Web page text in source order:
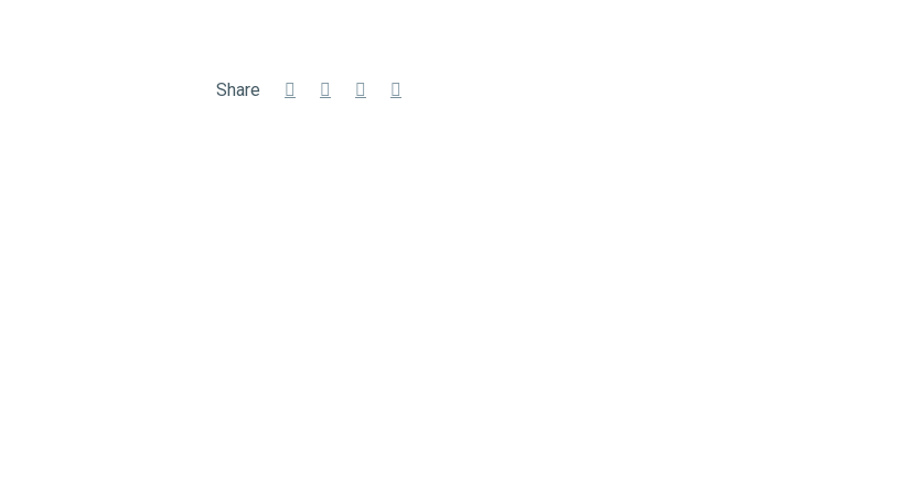
Share